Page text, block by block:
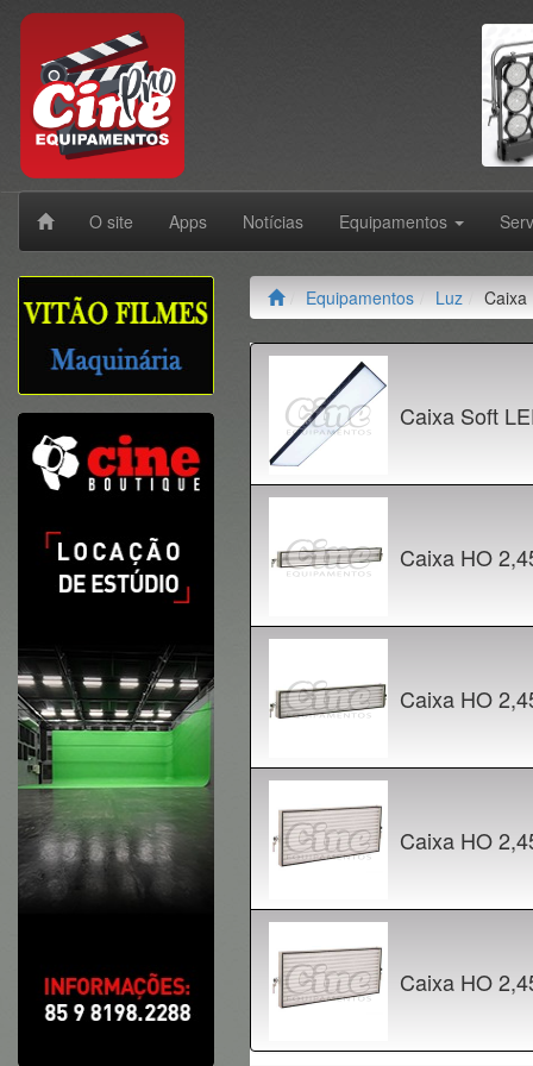
O site Apps Notícias Equipamentos
Equipamentos Luz Caixa
Caixa Soft
Caixa HO
Caixa HO
Caixa HO
Caixa HO